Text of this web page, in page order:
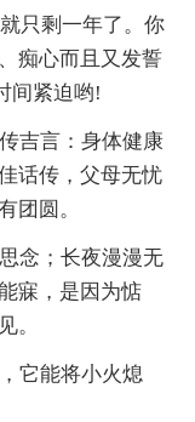
只剩一年了。你
痴心而且又发誓
间紧迫哟!
吉言：身体健康
话传，父母无忧
团圆。
念；长夜漫漫无
寐，是因为惦
。
它能将小火熄